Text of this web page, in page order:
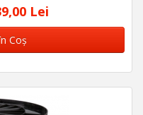
Lei
Coş